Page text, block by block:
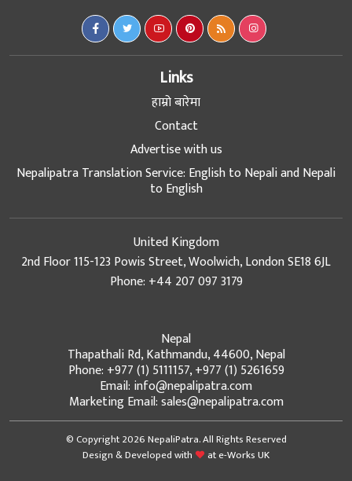
Links
हाम्रो बारेमा
Contact
Advertise with us
Nepalipatra Translation Service: English to Nepali and Nepali
to English
United Kingdom
2nd Floor 115-123 Powis Street, Woolwich, London SE18 6JL
Phone: +44 207 097 3179
Nepal
Thapathali Rd, Kathmandu, 44600, Nepal
Phone: +977 (1) 5111157, +977 (1) 5261659
Email: info@nepalipatra.com
Marketing Email: sales@nepalipatra.com
© Copyright 2026 NepaliPatra. All Rights Reserved
Design & Developed with
ate-Works UK